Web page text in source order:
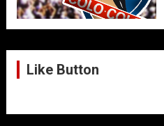
Like Button